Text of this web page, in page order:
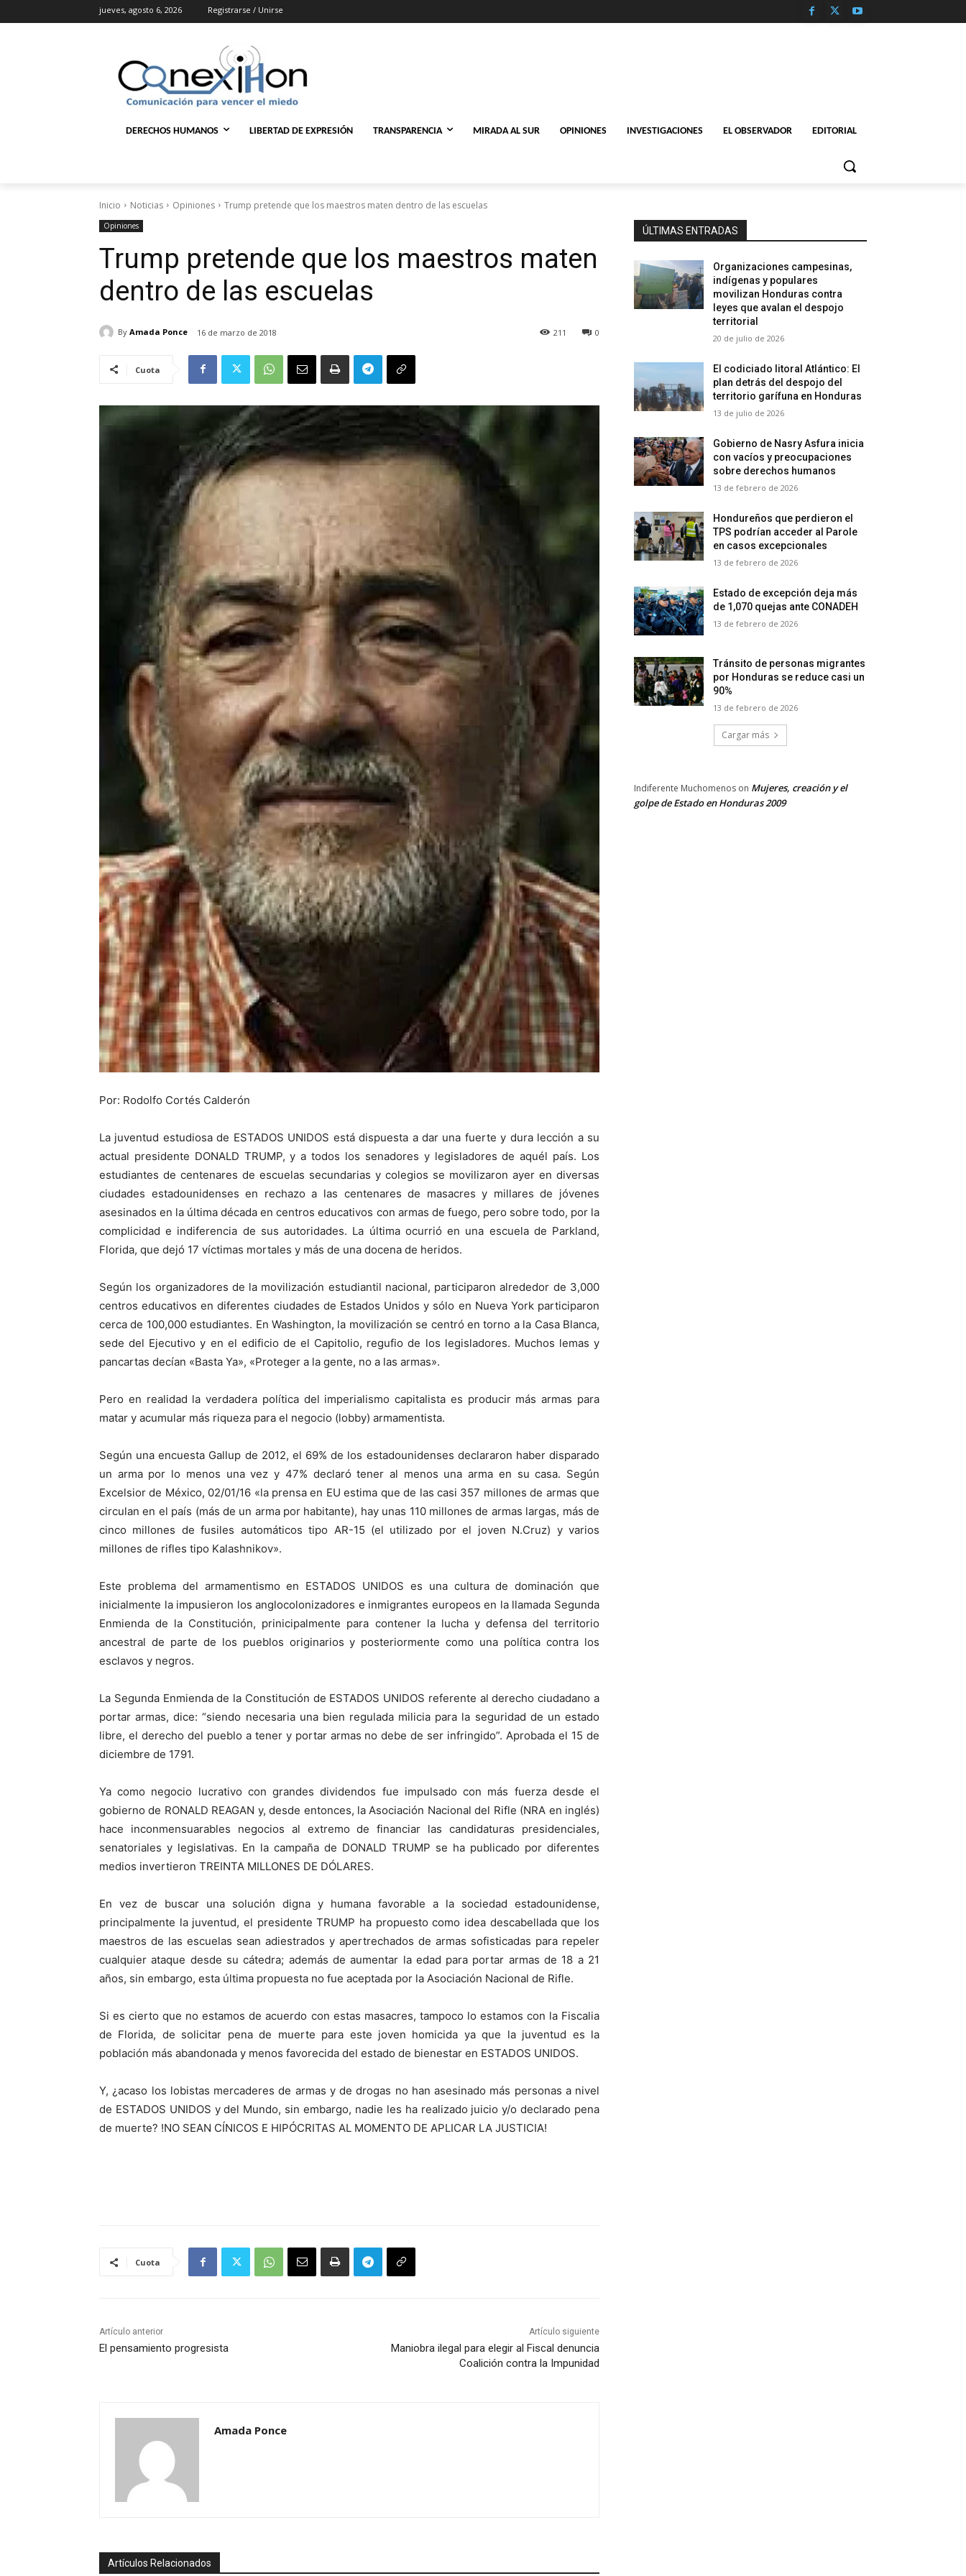
jueves, agosto 6, 2026 Registrarse / Unirse
DERECHOS HUMANOS LIBERTAD DE EXPRESIÓN TRANSPARENCIA MIRADA AL SUR OPINIONES INVESTIGACIONES EL OBSERVADOR EDITORIAL
Inicio Noticias Opiniones Trump pretende que los maestros maten dentro de las escuelas
Opiniones
Trump pretende que los maestros maten
dentro de las escuelas
By Amada Ponce 16 de marzo de 2018 0
211
Cuota
Por: Rodolfo Cortés Calderón
La juventud estudiosa de ESTADOS UNIDOS está dispuesta a dar una fuerte y dura lección a su
actual presidente DONALD TRUMP, y a todos los senadores y legisladores de aquél país. Los
estudiantes de centenares de escuelas secundarias y colegios se movilizaron ayer en diversas
ciudades estadounidenses en rechazo a las centenares de masacres y millares de jóvenes
asesinados en la última década en centros educativos con armas de fuego, pero sobre todo, por la
complicidad e indiferencia de sus autoridades. La última ocurrió en una escuela de Parkland,
Florida, que dejó 17 víctimas mortales y más de una docena de heridos.
Según los organizadores de la movilización estudiantil nacional, participaron alrededor de 3,000
centros educativos en diferentes ciudades de Estados Unidos y sólo en Nueva York participaron
cerca de 100,000 estudiantes. En Washington, la movilización se centró en torno a la Casa Blanca,
sede del Ejecutivo y en el edificio de el Capitolio, regufio de los legisladores. Muchos lemas y
pancartas decían «Basta Ya», «Proteger a la gente, no a las armas».
Pero en realidad la verdadera política del imperialismo capitalista es producir más armas para
matar y acumular más riqueza para el negocio (lobby) armamentista.
Según una encuesta Gallup de 2012, el 69% de los estadounidenses declararon haber disparado
un arma por lo menos una vez y 47% declaró tener al menos una arma en su casa. Según
Excelsior de México, 02/01/16 «la prensa en EU estima que de las casi 357 millones de armas que
circulan en el país (más de un arma por habitante), hay unas 110 millones de armas largas, más de
cinco millones de fusiles automáticos tipo AR-15 (el utilizado por el joven N.Cruz) y varios
millones de rifles tipo Kalashnikov».
Este problema del armamentismo en ESTADOS UNIDOS es una cultura de dominación que
inicialmente la impusieron los anglocolonizadores e inmigrantes europeos en la llamada Segunda
Enmienda de la Constitución, prinicipalmente para contener la lucha y defensa del territorio
ancestral de parte de los pueblos originarios y posteriormente como una política contra los
esclavos y negros.
La Segunda Enmienda de la Constitución de ESTADOS UNIDOS referente al derecho ciudadano a
portar armas, dice: “siendo necesaria una bien regulada milicia para la seguridad de un estado
libre, el derecho del pueblo a tener y portar armas no debe de ser infringido”. Aprobada el 15 de
diciembre de 1791.
Ya como negocio lucrativo con grandes dividendos fue impulsado con más fuerza desde el
gobierno de RONALD REAGAN y, desde entonces, la Asociación Nacional del Rifle (NRA en inglés)
hace inconmensuarables negocios al extremo de financiar las candidaturas presidenciales,
senatoriales y legislativas. En la campaña de DONALD TRUMP se ha publicado por diferentes
medios invertieron TREINTA MILLONES DE DÓLARES.
En vez de buscar una solución digna y humana favorable a la sociedad estadounidense,
principalmente la juventud, el presidente TRUMP ha propuesto como idea descabellada que los
maestros de las escuelas sean adiestrados y apertrechados de armas sofisticadas para repeler
cualquier ataque desde su cátedra; además de aumentar la edad para portar armas de 18 a 21
años, sin embargo, esta última propuesta no fue aceptada por la Asociación Nacional de Rifle.
Si es cierto que no estamos de acuerdo con estas masacres, tampoco lo estamos con la Fiscalia
de Florida, de solicitar pena de muerte para este joven homicida ya que la juventud es la
población más abandonada y menos favorecida del estado de bienestar en ESTADOS UNIDOS.
Y, ¿acaso los lobistas mercaderes de armas y de drogas no han asesinado más personas a nivel
de ESTADOS UNIDOS y del Mundo, sin embargo, nadie les ha realizado juicio y/o declarado pena
de muerte? !NO SEAN CÍNICOS E HIPÓCRITAS AL MOMENTO DE APLICAR LA JUSTICIA!
Cuota
Artículo anterior
El pensamiento progresista
Artículo siguiente
Maniobra ilegal para elegir al Fiscal denuncia
Coalición contra la Impunidad
Amada Ponce
Artículos Relacionados
ÚLTIMAS ENTRADAS
Organizaciones campesinas,
indígenas y populares
movilizan Honduras contra
leyes que avalan el despojo
territorial
20 de julio de 2026
El codiciado litoral Atlántico: El
plan detrás del despojo del
territorio garífuna en Honduras
13 de julio de 2026
Gobierno de Nasry Asfura inicia
con vacíos y preocupaciones
sobre derechos humanos
13 de febrero de 2026
Hondureños que perdieron el
TPS podrían acceder al Parole
en casos excepcionales
13 de febrero de 2026
Estado de excepción deja más
de 1,070 quejas ante CONADEH
13 de febrero de 2026
Tránsito de personas migrantes
por Honduras se reduce casi un
90%
13 de febrero de 2026
Cargar más
Indiferente Muchomenos on Mujeres, creación y el
golpe de Estado en Honduras 2009